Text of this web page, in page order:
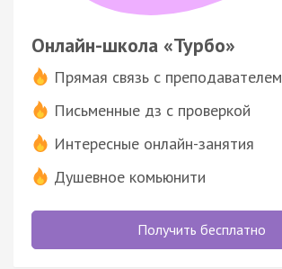
Онлайн-школа «Турбо»
Прямая связь с преподавателем
Письменные дз с проверкой
Интересные онлайн-занятия
Душевное комьюнити
Получить бесплатно